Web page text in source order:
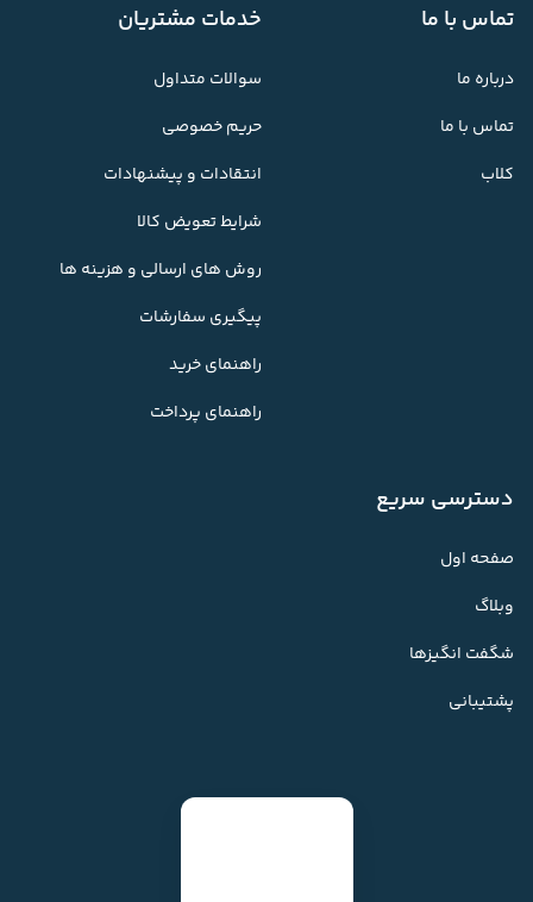
تماس با ما
درباره ما
تماس با ما
کلاب
خدمات مشتریان
سوالات متداول
حریم خصوصی
انتقادات و پیشنهادات
شرایط تعویض کالا
روش های ارسالی و هزینه ها
پیگیری سفارشات
راهنمای خرید
راهنمای پرداخت
دسترسی سریع
صفحه اول
وبلاگ
شگفت انگیزها
پشتیبانی